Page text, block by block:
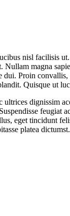
nisl facilisis
magna
Proin
Quisque ut
dignissim
feugiat
eget tincidunt
platea